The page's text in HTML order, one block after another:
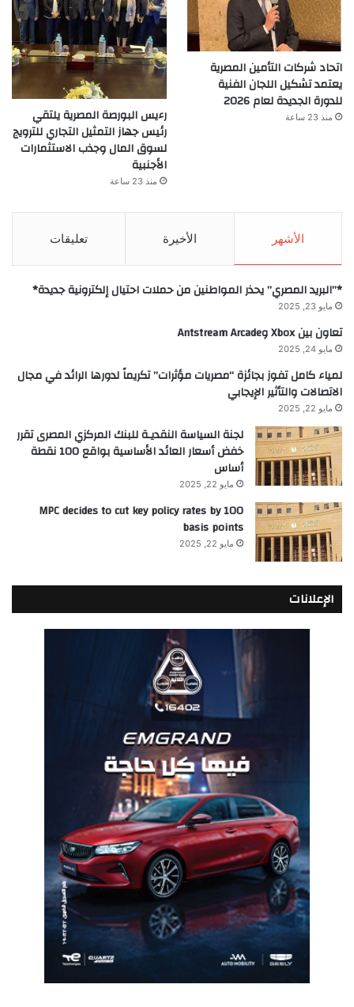
اتحاد شركات التأمين المصرية
يعتمد تشكيل اللجان الفنية
للدورة الجديدة لعام 2026
منذ 23 ساعة
رءيس البورصة المصرية يلتقي
رئيس جهاز التمثيل التجاري للترويج
لسوق المال وجذب الاستثمارات
الأجنبية
منذ 23 ساعة
الأشهر الأخيرة تعليقات
*”البريد المصري” يحذر المواطنين من حملات احتيال إلكترونية جديدة*
مايو 23, 2025
تعاون بين Xbox وAntstream Arcade
مايو 24, 2025
لمياء كامل تفوز بجائزة “مصريات مؤثرات” تكريماً لدورها الرائد في مجال
الاتصالات والتأثير الإيجابي
مايو 22, 2025
لجنة السياسة النقديـة للبنك المركزي المصرى تقرر
خفض أسعار العائد الأساسية بواقع 100 نقطة
أساس
مايو 22, 2025
MPC decides to cut key policy rates by 100
basis points
مايو 22, 2025
الإعلانات